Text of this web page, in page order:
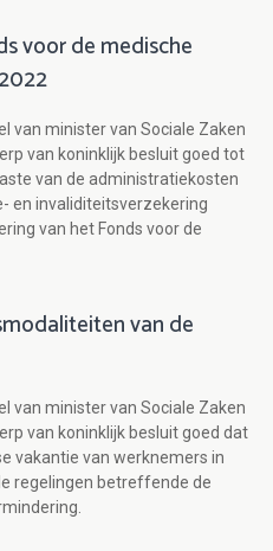
voor de medische
van minister van Sociale Zaken
van koninklijk besluit goed tot
van de administratiekosten
en invaliditeitsverzekering
van het Fonds voor de
van de
van minister van Sociale Zaken
van koninklijk besluit goed dat
vakantie van werknemers in
regelingen betreffende de